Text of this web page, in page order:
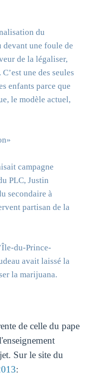
du
devant une foule de
de la légaliser,
une des seules
enfants parce que
le modèle actuel,
campagne
PLC, Justin
secondaire à
partisan de la
du-Prince-
avait laissé la
la marijuana.
de celle du pape
Sur le site du
: